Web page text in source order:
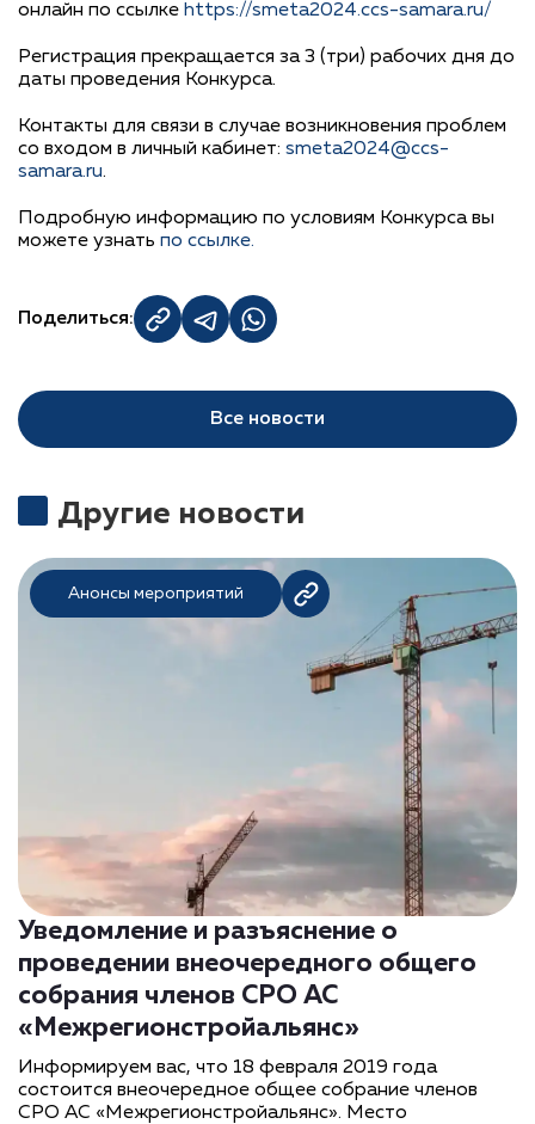
онлайн по ссылке https://smeta2024.ccs-samara.ru/
Регистрация прекращается за 3 (три) рабочих дня до
даты проведения Конкурса.
Контакты для связи в случае возникновения проблем
со входом в личный кабинет: smeta2024@ccs-
samara.ru.
Подробную информацию по условиям Конкурса вы
можете узнать по ссылке.
Поделиться:
Все новости
Другие новости
Анонсы мероприятий
Уведомление и разъяснение о
проведении внеочередного общего
собрания членов СРО АС
«Межрегионстройальянс»
Информируем вас, что 18 февраля 2019 года
состоится внеочередное общее собрание членов
СРО АС «Межрегионстройальянс». Место